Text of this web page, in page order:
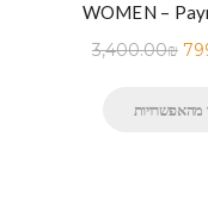
WOMEN –
3,400.00₪